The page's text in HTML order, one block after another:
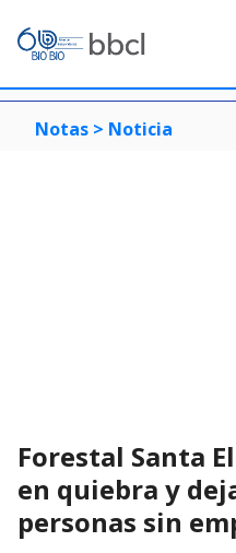
Notas > Noticia
Forestal Santa
en quiebra y
personas sin